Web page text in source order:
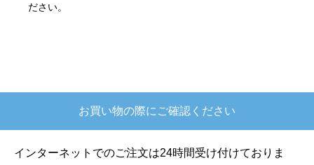
【注文からどのくらいで届きましたか？】
もあると思いますがあまりに早かったので少し驚
ださい。
お買い物の際にご確認ください
インターネットでのご注文は24時間受け付けておりま